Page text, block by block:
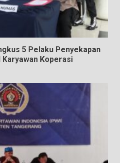
5 Pelaku Penyekapan
Koperasi